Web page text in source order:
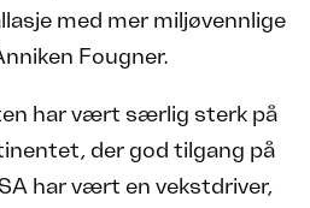
med mer miljøvennlige
Fougner.
har vært særlig sterk på
der god tilgang på
har vært en vekstdriver,